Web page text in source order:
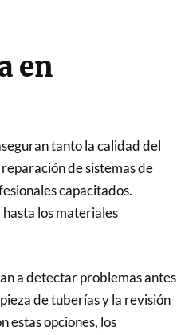
en
tanto la calidad del
de sistemas de
capacitados.
los materiales
a detectar problemas antes
de tuberías y la revisión
estas opciones, los